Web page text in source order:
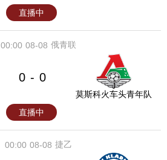
直播中
08-08
00:00 俄青联
0 - 0
莫斯科火车头青年队
直播中
08-08
00:00 捷乙